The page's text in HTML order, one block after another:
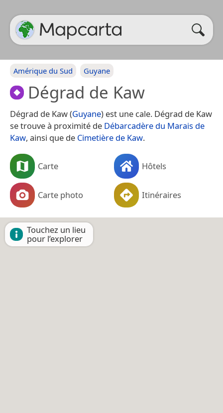
Amérique du Sud Guyane
Dégrad de Kaw
Dégrad de Kaw (Guyane) est une cale. Dégrad de Kaw
se trouve à proximité de Débarcadère du Marais de
Kaw, ainsi que de Cimetière de Kaw.
Carte Hôtels
Carte photo Itinéraires
Touchez un lieu
pour l’explorer